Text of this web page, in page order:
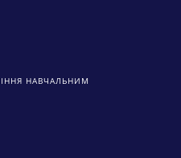
НАВЧАЛЬНИМ